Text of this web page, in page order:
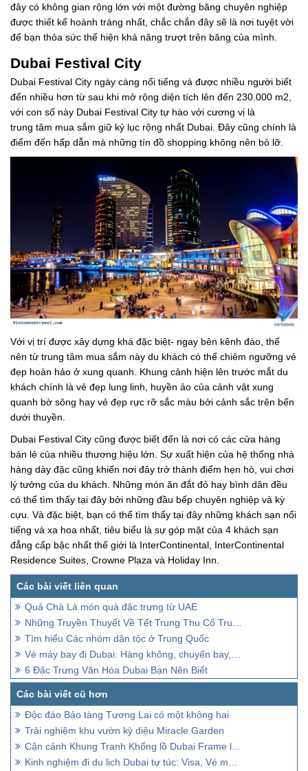
đây có không gian rộng lớn với một đường băng chuyên nghiệp
được thiết kế hoành tráng nhất, chắc chắn đây sẽ là nơi tuyệt vời
để bạn thỏa sức thể hiện khả năng trượt trên băng của mình.
Dubai Festival City
Dubai Festival City ngày càng nổi tiếng và được nhiều người biết
đến nhiều hơn từ sau khi mở rộng diện tích lên đến 230.000 m2,
với con số này Dubai Festival City tự hào với cương vị là
trung tâm mua sắm giữ kỷ lục rộng nhất Dubai. Đây cũng chính là
điểm đến hấp dẫn mà những tín đồ shopping không nên bỏ lỡ.
Với vị trí được xây dựng khá đặc biệt- ngay bên kênh đào, thế
nên từ trung tâm mua sắm này du khách có thể chiêm ngưỡng vẻ
đẹp hoàn hảo ở xung quanh. Khung cảnh hiện lên trước mắt du
khách chính là vẻ đẹp lung linh, huyền ảo của cảnh vật xung
quanh bờ sông hay vẻ đẹp rực rỡ sắc màu bởi cảnh sắc trên bến
dưới thuyền.
Dubai Festival City cũng được biết đến là nơi có các cửa hàng
bán lẻ của nhiều thương hiệu lớn. Sự xuất hiện của hệ thống nhà
hàng dày đặc cũng khiến nơi đây trở thành điểm hẹn hò, vui chơi
lý tưởng của du khách. Những món ăn đắt đỏ hay bình dân đều
có thể tìm thấy tại đây bởi những đầu bếp chuyên nghiệp và kỳ
cựu. Và đặc biệt, bạn có thể tìm thấy tại đây những khách sạn nổi
tiếng và xa hoa nhất, tiêu biểu là sự góp mặt của 4 khách sạn
đẳng cấp bậc nhất thế giới là InterContinental, InterContinental
Residence Suites, Crowne Plaza và Holiday Inn.
Quả Chà Là món quà đặc trưng từ UAE
Những Truyền Thuyết Về Tết Trung Thu Cổ Truyền ở Trung Quốc
Tìm hiểu Các nhóm dân tộc ở Trung Quốc
Vé máy bay đi Dubai: Hàng không, chuyến bay, sân bay
6 Đặc Trưng Văn Hóa Dubai Bạn Nên Biết
Độc đáo Bảo tàng Tương Lai có một không hai
Trải nghiệm khu vườn kỳ diệu Miracle Garden
Cận cảnh Khung Tranh Khổng lồ Dubai Frame lớn nhất thế giới
Kinh nghiệm đi du lịch Dubai tự túc: Visa, Vé máy bay, tham quan